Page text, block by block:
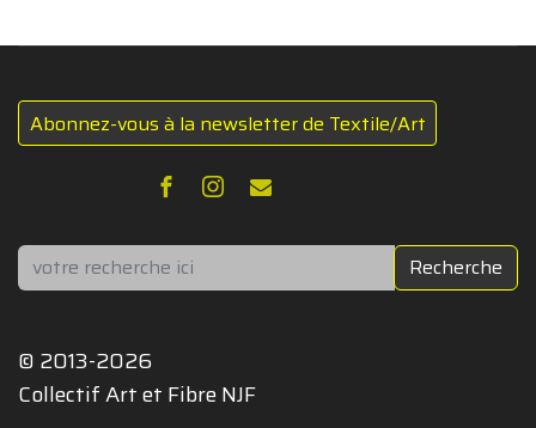
Abonnez-vous à la newsletter de Textile/Art
Rechercher Recherche
© 2013-2026
Collectif Art et Fibre NJF